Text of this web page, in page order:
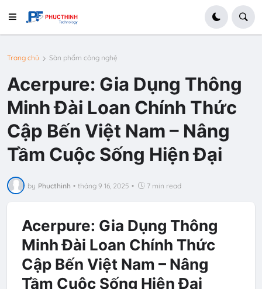
Trang chủ Sàn phẩm công nghệ
Acerpure: Gia Dụng Thông
Minh Đài Loan Chính Thức
Cập Bến Việt Nam – Nâng
Tầm Cuộc Sống Hiện Đại
by Phucthinh • tháng 9 16, 2025 • 7 min read
Acerpure: Gia Dụng Thông
Minh Đài Loan Chính Thức
Cập Bến Việt Nam – Nâng
Tầm Cuộc Sống Hiện Đại